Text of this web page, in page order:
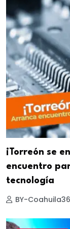
¡Torreón se
encuentro
tecnología
BY-